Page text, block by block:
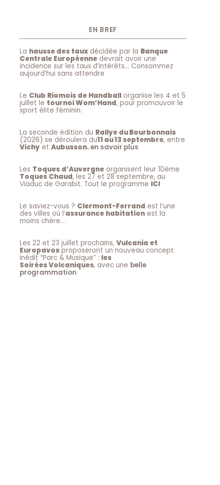
EN BREF
La hausse des taux décidée par la Banque
Centrale Européenne devrait avoir une
incidence sur les taux d’intérêts… Consommez
aujourd’hui sans attendre
Le Club Riomois de Handball organise les 4 et 5
juillet le tournoi Wom’Hand, pour promouvoir le
sport élite féminin.
La seconde édition du Rallye du Bourbonnais
(2026) se déroulera du11 au 13 septembre, entre
Vichy et Aubusson.en savoir plus
Les Toques d’Auvergne organisent leur 10ème
Toques Chaud, les 27 et 28 septembre, au
Viaduc de Garabit. Tout le programme ICI
Le saviez-vous ? Clermont-Ferrand est l’une
des villes où l’assurance habitation est la
moins chère…
Les 22 et 23 juillet prochains, Vulcania et
Europavoxproposeront un nouveau concept
inédit “Parc & Musique” : les
Soirées Volcaniques, avec une belle
programmation